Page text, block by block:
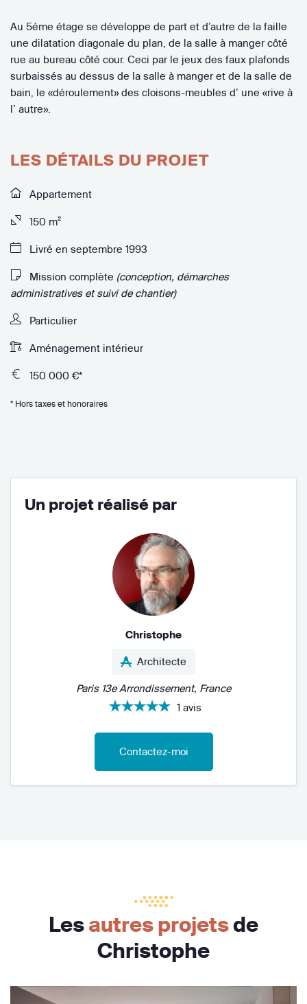
Au 5éme étage se développe de part et d’autre de la faille
une dilatation diagonale du plan, de la salle à manger côté
rue au bureau côté cour. Ceci par le jeux des faux plafonds
surbaissés au dessus de la salle à manger et de la salle de
bain, le «déroulement» des cloisons-meubles d’ une «rive à
l’ autre».
LES DÉTAILS DU PROJET
Appartement
150 m²
Livré en septembre 1993
Mission complète (conception, démarches
administratives et suivi de chantier)
Particulier
Aménagement intérieur
150 000 €*
* Hors taxes et honoraires
Un projet réalisé par
Christophe
Architecte
Paris 13e Arrondissement, France
1 avis
Contactez-moi
Lesautres projetsde
Christophe